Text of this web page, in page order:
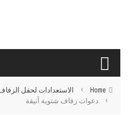
Home
› الاستعدادات لحفل
› دعوات زفاف شتوية أنيقة